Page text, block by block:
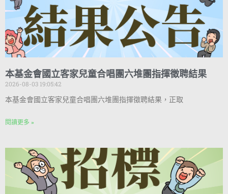
本基金會國立客家兒童合唱團六堆團指揮徵聘結果
2026-08-03 19:05:42
本基金會國立客家兒童合唱團六堆團指揮徵聘結果，正取
閱讀更多 »